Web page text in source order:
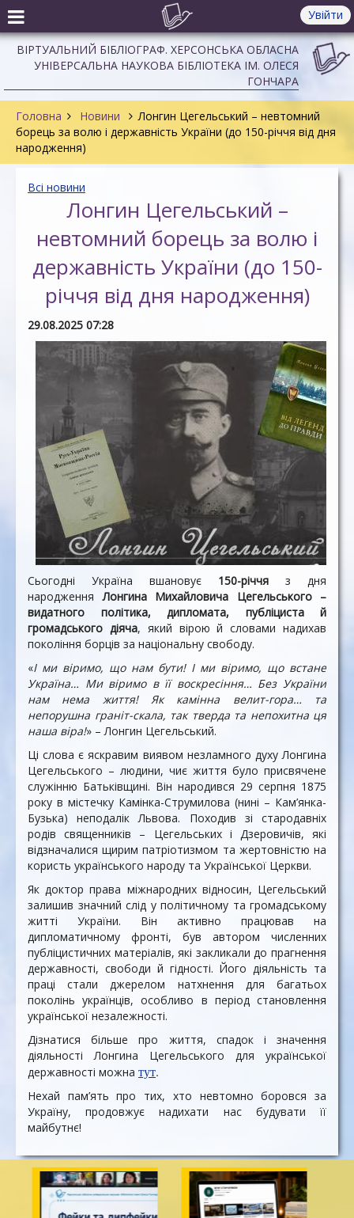
Увійти
ВІРТУАЛЬНИЙ БІБЛІОГРАФ. ХЕРСОНСЬКА ОБЛАСНА
УНІВЕРСАЛЬНА НАУКОВА БІБЛІОТЕКА ІМ. ОЛЕСЯ
ГОНЧАРА
Головна Новини
Лонгин Цегельський – невтомний
борець за волю і державність України (до 150-річчя від дня
народження)
Всі новини
Лонгин Цегельський –
невтомний борець за волю і
державність України (до 150-
річчя від дня народження)
29.08.2025 07:28
Сьогодні Україна вшановує 150-річчя з дня
народженняЛонгина Михайловича Цегельського –
видатного політика, дипломата, публіциста й
громадського діяча, який вірою й словами надихав
покоління борців за національну свободу.
«І ми віримо, що нам бути! І ми віримо, що встане
Україна… Ми віримо в її воскресіння… Без України
нам нема життя! Як камінна велит-гора… тa
непорушна граніт-скала, так тверда та непохитна ця
наша віра!» – Лонгин Цегельський.
Ці слова є яскравим виявом незламного духу Лонгина
Цегельського – людини, чиє життя було присвячене
служінню Батьківщині. Він народився 29 серпня 1875
року в містечку Камінка-Струмилова (нині – Кам’янка-
Бузька) неподалік Львова. Походив зі стародавніх
родів священників – Цегельських і Дзеровичів, які
відзначалися щирим патріотизмом та жертовністю на
користь українського народу та Української Церкви.
Як доктор права міжнародних відносин, Цегельський
залишив значний слід у політичному та громадському
житті України. Він активно працював на
дипломатичному фронті, був автором численних
публіцистичних матеріалів, які закликали до прагнення
державності, свободи й гідності. Його діяльність та
праці стали джерелом натхнення для багатьох
поколінь українців, особливо в період становлення
української незалежності.
Дізнатися більше про життя, спадок і значення
діяльності Лонгина Цегельського для української
державності можна тут.
Нехай пам’ять про тих, хто невтомно боровся за
Україну, продовжує надихати нас будувати її
майбутнє!